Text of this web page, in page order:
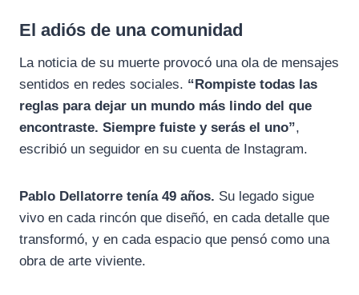
El adiós de una comunidad
La noticia de su muerte provocó una ola de mensajes
sentidos en redes sociales. “Rompiste todas las
reglas para dejar un mundo más lindo del que
encontraste. Siempre fuiste y serás el uno”,
escribió un seguidor en su cuenta de Instagram.
Pablo Dellatorre tenía 49 años. Su legado sigue
vivo en cada rincón que diseñó, en cada detalle que
transformó, y en cada espacio que pensó como una
obra de arte viviente.